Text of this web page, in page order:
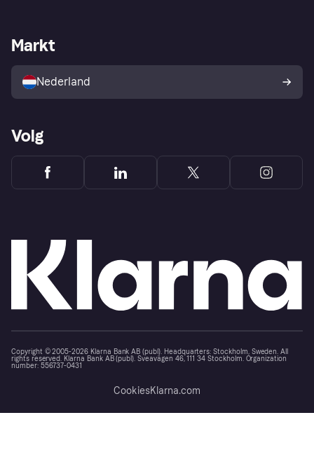
Winkeloverzicht
Kopersbescherming voor
consumenten
Zakelijke login
Markt
Nederland
Volg
Copyright © 2005-2026 Klarna Bank AB (publ). Headquarters: Stockholm, Sweden. All
rights reserved. Klarna Bank AB (publ). Sveavägen 46, 111 34 Stockholm. Organization
number: 556737-0431
CookiesKlarna.com